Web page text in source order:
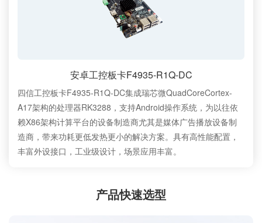
安卓工控板卡F4935-R1Q-DC
四信工控板卡F4935-R1Q-DC集成瑞芯微QuadCoreCortex-
A17架构的处理器RK3288，支持Android操作系统，为以往依
赖X86架构计算平台的设备制造商尤其是媒体广告播放设备制
造商，带来功耗更低发热更小的解决方案。具有高性能配置，
丰富外设接口，工业级设计，场景应用丰富。
产品快速选型